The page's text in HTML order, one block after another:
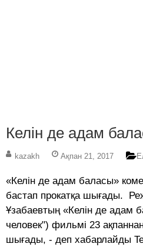
Келін де адам
kazakh Ақпан 21, 2017
«Келін де адам баласы»
бастап прокатқа шығады.
Ұзабаевтың «Келін де адам
человек") фильмі 23
шығады, - деп хабарлайды